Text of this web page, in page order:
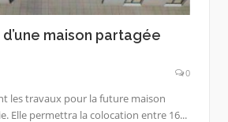
maison partagée
0
les travaux pour la future maison
Elle permettra la colocation entre 16...